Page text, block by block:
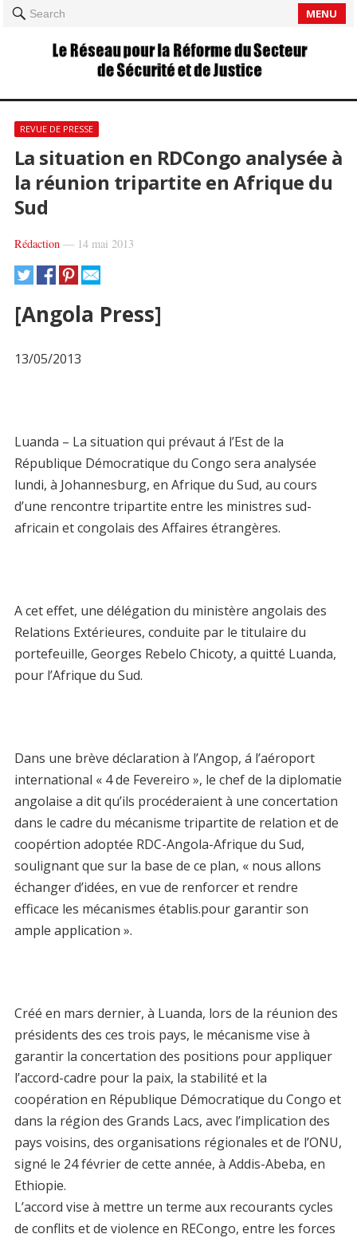
Search MENU
REVUE DE PRESSE
La situation en RDCongo analysée à
la réunion tripartite en Afrique du
Sud
Rédaction— 14 mai 2013
[Angola Press]
13/05/2013
Luanda – La situation qui prévaut á l’Est de la
République Démocratique du Congo sera analysée
lundi, à Johannesburg, en Afrique du Sud, au cours
d’une rencontre tripartite entre les ministres sud-
africain et congolais des Affaires étrangères.
A cet effet, une délégation du ministère angolais des
Relations Extérieures, conduite par le titulaire du
portefeuille, Georges Rebelo Chicoty, a quitté Luanda,
pour l’Afrique du Sud.
Dans une brève déclaration à l’Angop, á l’aéroport
international « 4 de Fevereiro », le chef de la diplomatie
angolaise a dit qu’ils procéderaient à une concertation
dans le cadre du mécanisme tripartite de relation et de
coopértion adoptée RDC-Angola-Afrique du Sud,
soulignant que sur la base de ce plan, « nous allons
échanger d’idées, en vue de renforcer et rendre
efficace les mécanismes établis.pour garantir son
ample application ».
Créé en mars dernier, à Luanda, lors de la réunion des
présidents des ces trois pays, le mécanisme vise à
garantir la concertation des positions pour appliquer
l’accord-cadre pour la paix, la stabilité et la
coopération en République Démocratique du Congo et
dans la région des Grands Lacs, avec l’implication des
pays voisins, des organisations régionales et de l’ONU,
signé le 24 février de cette année, à Addis-Abeba, en
Ethiopie.
L’accord vise à mettre un terme aux recourants cycles
de conflits et de violence en RECongo, entre les forces